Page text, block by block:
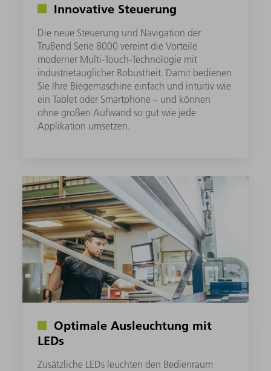
Innovative Steuerung
Die neue Steuerung und Navigation der
TruBend Serie 8000 vereint die Vorteile
moderner Multi-Touch-Technologie mit
industrietauglicher Robustheit. Damit bedienen
Sie Ihre Biegemaschine einfach und intuitiv wie
ein Tablet oder Smartphone – und können
ohne großen Aufwand so gut wie jede
Applikation umsetzen.
Optimale Ausleuchtung mit
LEDs
Zusätzliche LEDs leuchten den Bedienraum